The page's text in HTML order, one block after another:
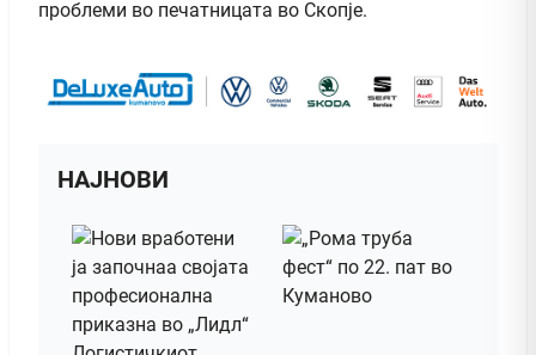
проблеми во печатницата во Скопје.
НАЈНОВИ